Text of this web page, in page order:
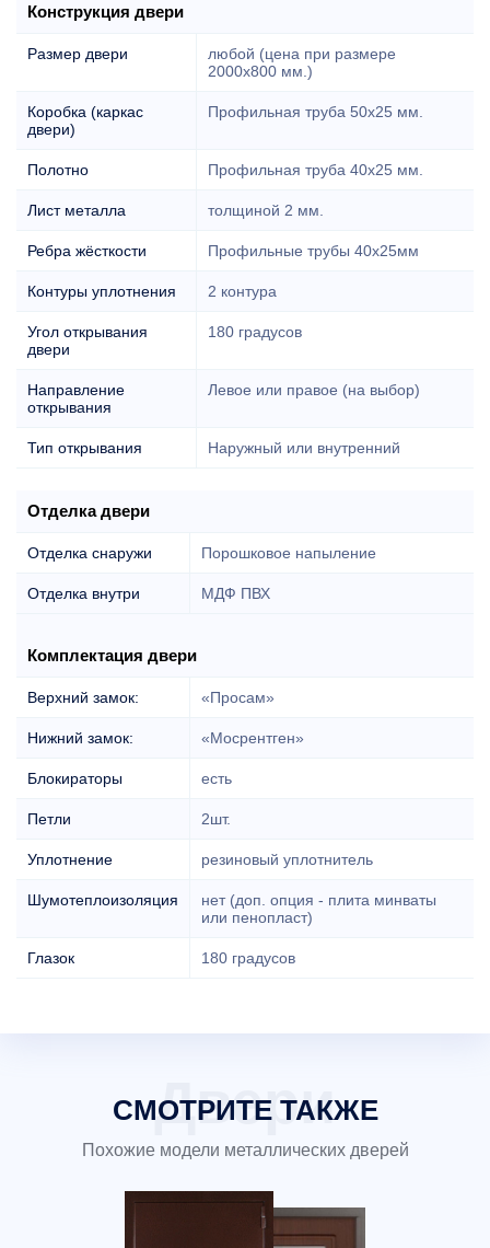
Конструкция двери
Размер двери
любой (цена при размере
2000x800 мм.)
Коробка (каркас
двери)
Профильная труба 50х25 мм.
Полотно Профильная труба 40х25 мм.
Лист металла толщиной 2 мм.
Ребра жёсткости Профильные трубы 40х25мм
Контуры уплотнения 2 контура
Угол открывания
двери
180 градусов
Направление
открывания
Левое или правое (на выбор)
Тип открывания Наружный или внутренний
Отделка двери
Отделка снаружи Порошковое напыление
Отделка внутри МДФ ПВХ
Комплектация двери
Верхний замок: «Просам»
Нижний замок: «Мосрентген»
Блокираторы есть
Петли 2шт.
Уплотнение резиновый уплотнитель
Шумотеплоизоляция
нет (доп. опция - плита минваты
или пенопласт)
Глазок 180 градусов
СМОТРИТЕ ТАКЖЕ
Похожие модели металлических дверей